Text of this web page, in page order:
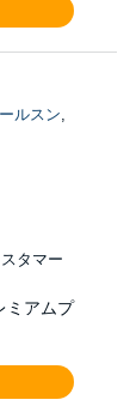
ルスン,
タマー
ミアムプ